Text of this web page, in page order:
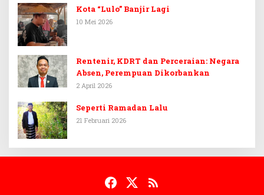
Kota “Lulo” Banjir Lagi
10 Mei 2026
Rentenir, KDRT dan Perceraian: Negara
Absen, Perempuan Dikorbankan
2 April 2026
Seperti Ramadan Lalu
21 Februari 2026